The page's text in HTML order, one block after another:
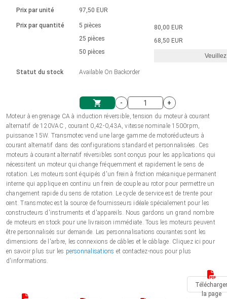
Système d'unité
Panier
Solénoïdes
Ø 28-42| 1-1400 rpm | <= 290Ncm
Contrôleur de moteur CC sans
Pilotes de moteurs à courant
continu à balais série DPWM
Pilotes de moteur pas à pas
Synchrone-Asynchrone | pour 1-4 actionneurs
Boîtes de contrôle
Synchrone-Asynchrone | pour 1-4 actionneurs
Français (EUR)
Polski (EUR)
Norsk (NOK)
Suomi (EUR)
Svenska (SEK)
Prix par unité
Prix par quantité
Statut du stock
97,50 EUR
5 pièces
25 pièces
50 pièces
Available On Backorder
80,00 EUR
68,50 EUR
-
+
Moteur à engrenage CA à induction réversible, tension du moteur à courant
alternatif de 120VAC , courant 0,42-0,43A, vitesse nominale 1500rpm,
puissance 15W. Transmotec vend une large gamme de motoréducteurs à
courant alternatif dans des configurations standard et personnalisées. Ces
moteurs à courant alternatif réversibles sont conçus pour les applications qui
nécessitent un moteur qui change fréquemment et rapidement le sens de
rotation. Les moteurs sont équipés d'un frein à friction mécanique permanent
interne qui applique en continu un frein de couple au rotor pour permettre un
changement rapide du sens de rotation. Le cycle de service est de trente pour
cent. Transmotec est la source de fournisseurs idéale spécialement pour les
constructeurs d'instruments et d'appareils. Nous gardons un grand nombre
de moteurs en stock pour une livraison immédiate. Tous les moteurs peuvent
être personnalisés sur demande. Les personnalisations courantes sont les
dimensions de l'arbre, les connexions de câbles et le câblage. Cliquez ici pour
en savoir plus sur les personnalisations et contactez-nous pour plus
d'informations.
Télécharger
la page